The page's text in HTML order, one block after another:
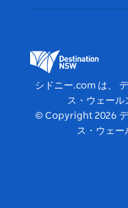
宿泊施設
デスティネーショ
ズメディアセンター
ビビッド・シドニー
シドニー.com は、
ス・ウェール
© Copyright 2026
ス・ウェ